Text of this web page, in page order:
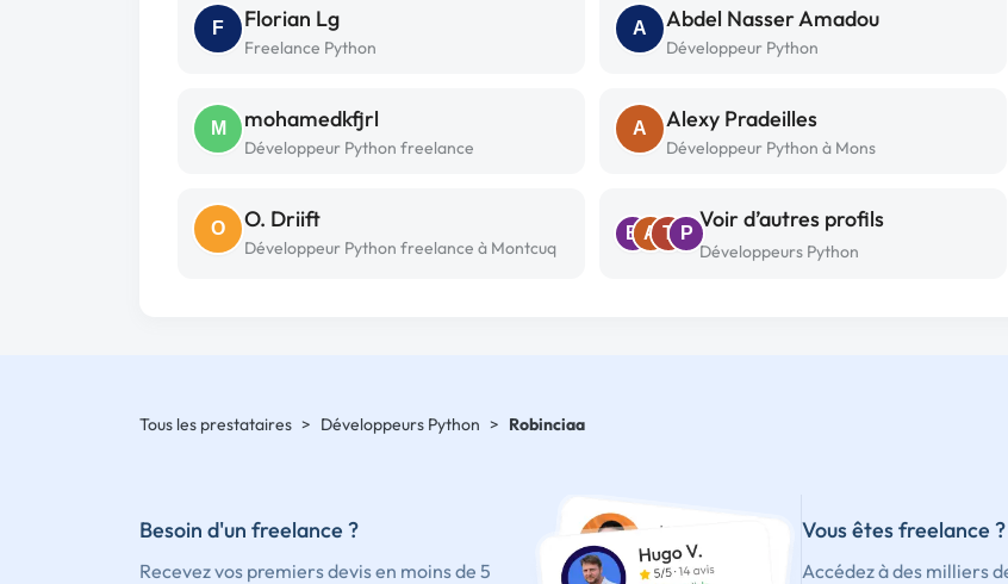
F Florian Lg
Freelance Python
A Abdel Nasser Amadou
Développeur Python
M mohamedkfjrl
Développeur Python freelance
A Alexy Pradeilles
Développeur Python à Mons
O O. Driift
Développeur Python freelance à Montcuq
B A T P
Voir d’autres profils
Développeurs Python
Tous les prestataires > Développeurs Python > Robinciaa
Besoin d'un freelance ?
Recevez vos premiers devis en moins de 5
Vous êtes freelance ?
Accédez à des milliers